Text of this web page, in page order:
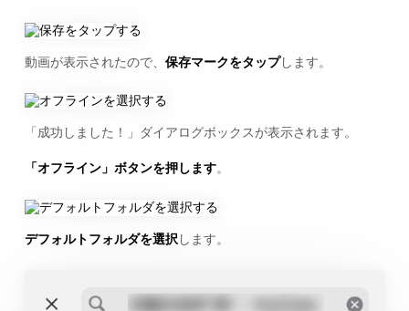
動画が表示されたので、 保存マークをタップします。
「成功しました！」ダイアログボックスが表示されます。
「オフライン」ボタンを押します。
デフォルトフォルダを選択 します。